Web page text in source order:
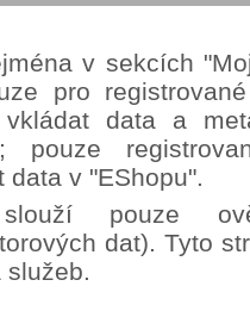
v sekcích
pro
data a
pouze
data v "EShopu".
pouze
dat). Tyto
služeb.